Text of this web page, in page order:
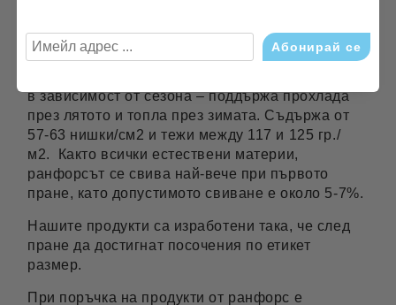
добро съотношение цена-качество.Като всяка
памучна материя, тя се характеризира с мекота
в зависимост от сезона – поддържа прохлада
през лятото и топла през зимата. Съдържа от
57-63 нишки/см2 и тежи между 117 и 125 гр./
м2. Както всички естествени материи,
ранфорсът се свива най-вече при първото
пране, като допустимото свиване е около 5-7%.
Нашите продукти са изработени така, че след
пране да достигнат посочения по етикет
размер.
При поръчка на продукти от ранфорс е